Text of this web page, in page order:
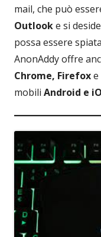
mail, che può
Outlooke si
possa essere
AnonAddy offre
Chrome, Firefox
mobili Android e